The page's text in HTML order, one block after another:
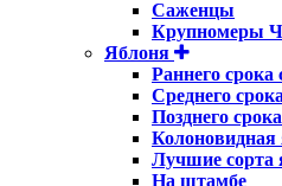
Саженцы
Крупномеры
Яблоня
Раннего срока
Среднего
Позднего
Колоновидная
Лучшие сорта
На штамбе